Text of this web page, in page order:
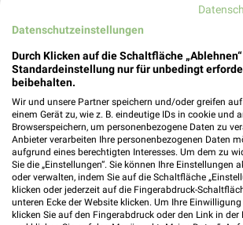
350,80 km • Angebote: 1
Thomas Philipps Lohne
49393 Lohne
Heute 09:00 - 17:00 Uhr |
350,15 km • Angebote: 1
Netto Marken-Discount Lohne
Christoph-Bernhard-Str. 3
Datenschutzeinstellungen
Durch Klicken auf die Schaltfläche
Standardeinstellung nur für unbedingt
beibehalten.
Wir und unsere Partner speichern und/oder greifen
einem Gerät zu, wie z. B. eindeutige IDs in cookie und
Browserspeichern, um personenbezogene Daten zu
Anbieter verarbeiten Ihre personenbezogenen Daten
aufgrund eines berechtigten Interesses. Um dem zu
Sie die „Einstellungen“. Sie können Ihre Einstellungen
oder verwalten, indem Sie auf die Schaltfläche
klicken oder jederzeit auf die Fingerabdruck-
unteren Ecke der Website klicken. Um Ihre
klicken Sie auf den Fingerabdruck oder den Link in der